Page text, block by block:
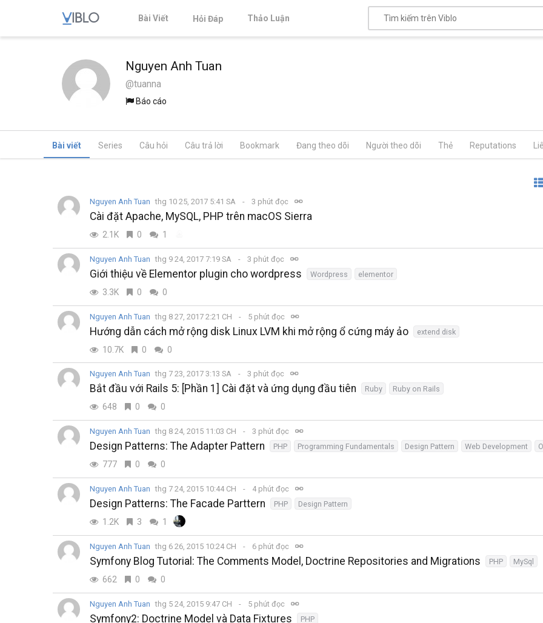
Bài Viết Hỏi Đáp Thảo Luận
Nguyen Anh Tuan
@tuanna
Báo cáo
Bài viết Series Câu hỏi Câu trả lời Bookmark Đang theo dõi Người theo dõi Thẻ Reputations
Nguyen Anh Tuan thg 10 25, 2017 5:41 SA 3 phút đọc
Cài đặt Apache, MySQL, PHP trên macOS Sierra
2.1K 0 1
Nguyen Anh Tuan thg 9 24, 2017 7:19 SA 3 phút đọc
Giới thiệu về Elementor plugin cho wordpress Wordpress elementor
3.3K 0 0
Nguyen Anh Tuan thg 8 27, 2017 2:21 CH 5 phút đọc
Hướng dẫn cách mở rộng disk Linux LVM khi mở rộng ổ cứng máy ảo extend disk
10.7K 0 0
Nguyen Anh Tuan thg 7 23, 2017 3:13 SA 3 phút đọc
Bắt đầu với Rails 5: [Phần 1] Cài đặt và ứng dụng đầu tiên Ruby Ruby on Rails
648 0 0
Nguyen Anh Tuan thg 8 24, 2015 11:03 CH 3 phút đọc
Design Patterns: The Adapter Pattern PHP Programming Fundamentals Design Pattern Web Development
777 0 0
Nguyen Anh Tuan thg 7 24, 2015 10:44 CH 4 phút đọc
Design Patterns: The Facade Parttern PHP Design Pattern
1.2K 3 1
Nguyen Anh Tuan thg 6 26, 2015 10:24 CH 6 phút đọc
Symfony Blog Tutorial: The Comments Model, Doctrine Repositories and Migrations PHP MySql
662 0 0
Nguyen Anh Tuan thg 5 24, 2015 9:47 CH 5 phút đọc
Symfony2: Doctrine Model và Data Fixtures PHP